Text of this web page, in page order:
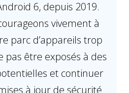
6, depuis 2019.
vivement à
parc d’appareils trop
pas être exposés à des
et continuer
à jour de sécurité